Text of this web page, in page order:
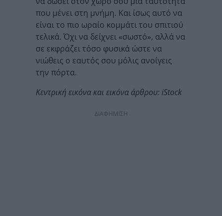
που μένει στη μνήμη. Και ίσως αυτό να
είναι το πιο ωραίο κομμάτι του σπιτιού
τελικά. Όχι να δείχνει «σωστό», αλλά να
σε εκφράζει τόσο φυσικά ώστε να
νιώθεις ο εαυτός σου μόλις ανοίγεις
την πόρτα.
Κεντρική εικόνα και εικόνα άρθρου: iStock
ΔΙΑΦΗΜΙΣΗ